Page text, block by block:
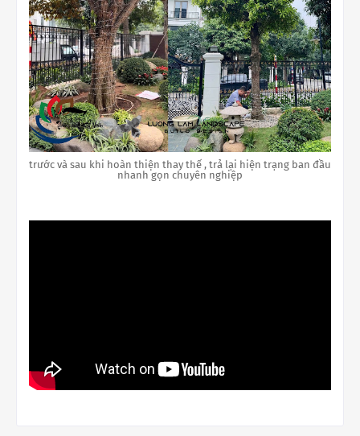
trước và sau khi hoàn thiện thay thế , trả lại hiện trạng ban đầu
nhanh gọn chuyên nghiệp